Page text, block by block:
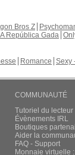
Bros Z
República Gada
Romance Sexy
COMMUNAUTÉ
Tutoriel du lecteur
Évènements IRL
Boutiques
Aider la
FAQ - Support
Monnaie virtuelle